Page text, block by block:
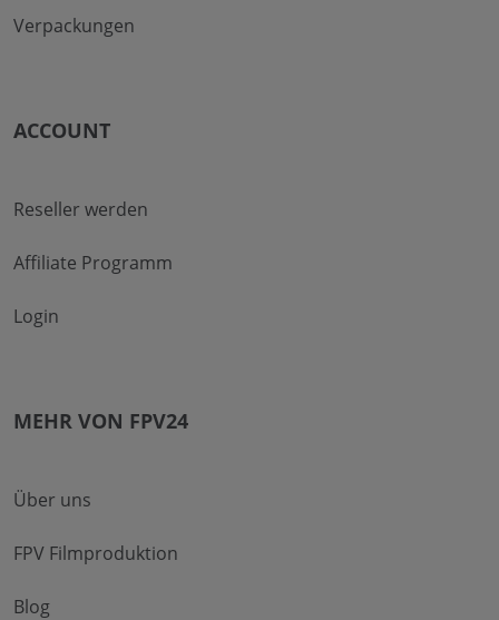
Verpackungen
ACCOUNT
Reseller werden
Affiliate Programm
Login
MEHR VON FPV24
Über uns
FPV Filmproduktion
Blog